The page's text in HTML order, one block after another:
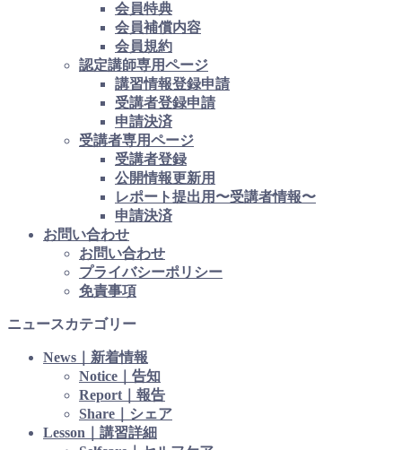
会員特典
会員補償内容
会員規約
認定講師専用ページ
講習情報登録申請
受講者登録申請
申請決済
受講者専用ページ
受講者登録
公開情報更新用
レポート提出用〜受講者情報〜
申請決済
お問い合わせ
お問い合わせ
プライバシーポリシー
免責事項
ニュースカテゴリー
News｜新着情報
Notice｜告知
Report｜報告
Share｜シェア
Lesson｜講習詳細